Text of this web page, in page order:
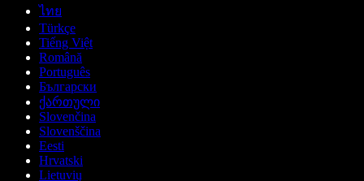
ไทย
Türkçe
Tiếng Việt
Română
Português
Български
ქართული
Slovenčina
Slovenščina
Eesti
Hrvatski
Lietuvių